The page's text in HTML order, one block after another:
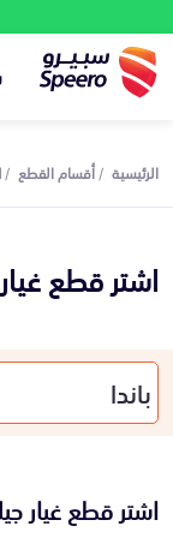
الرئيسية أقسام القطع
اشتر قطع
اشتر قطع غيار